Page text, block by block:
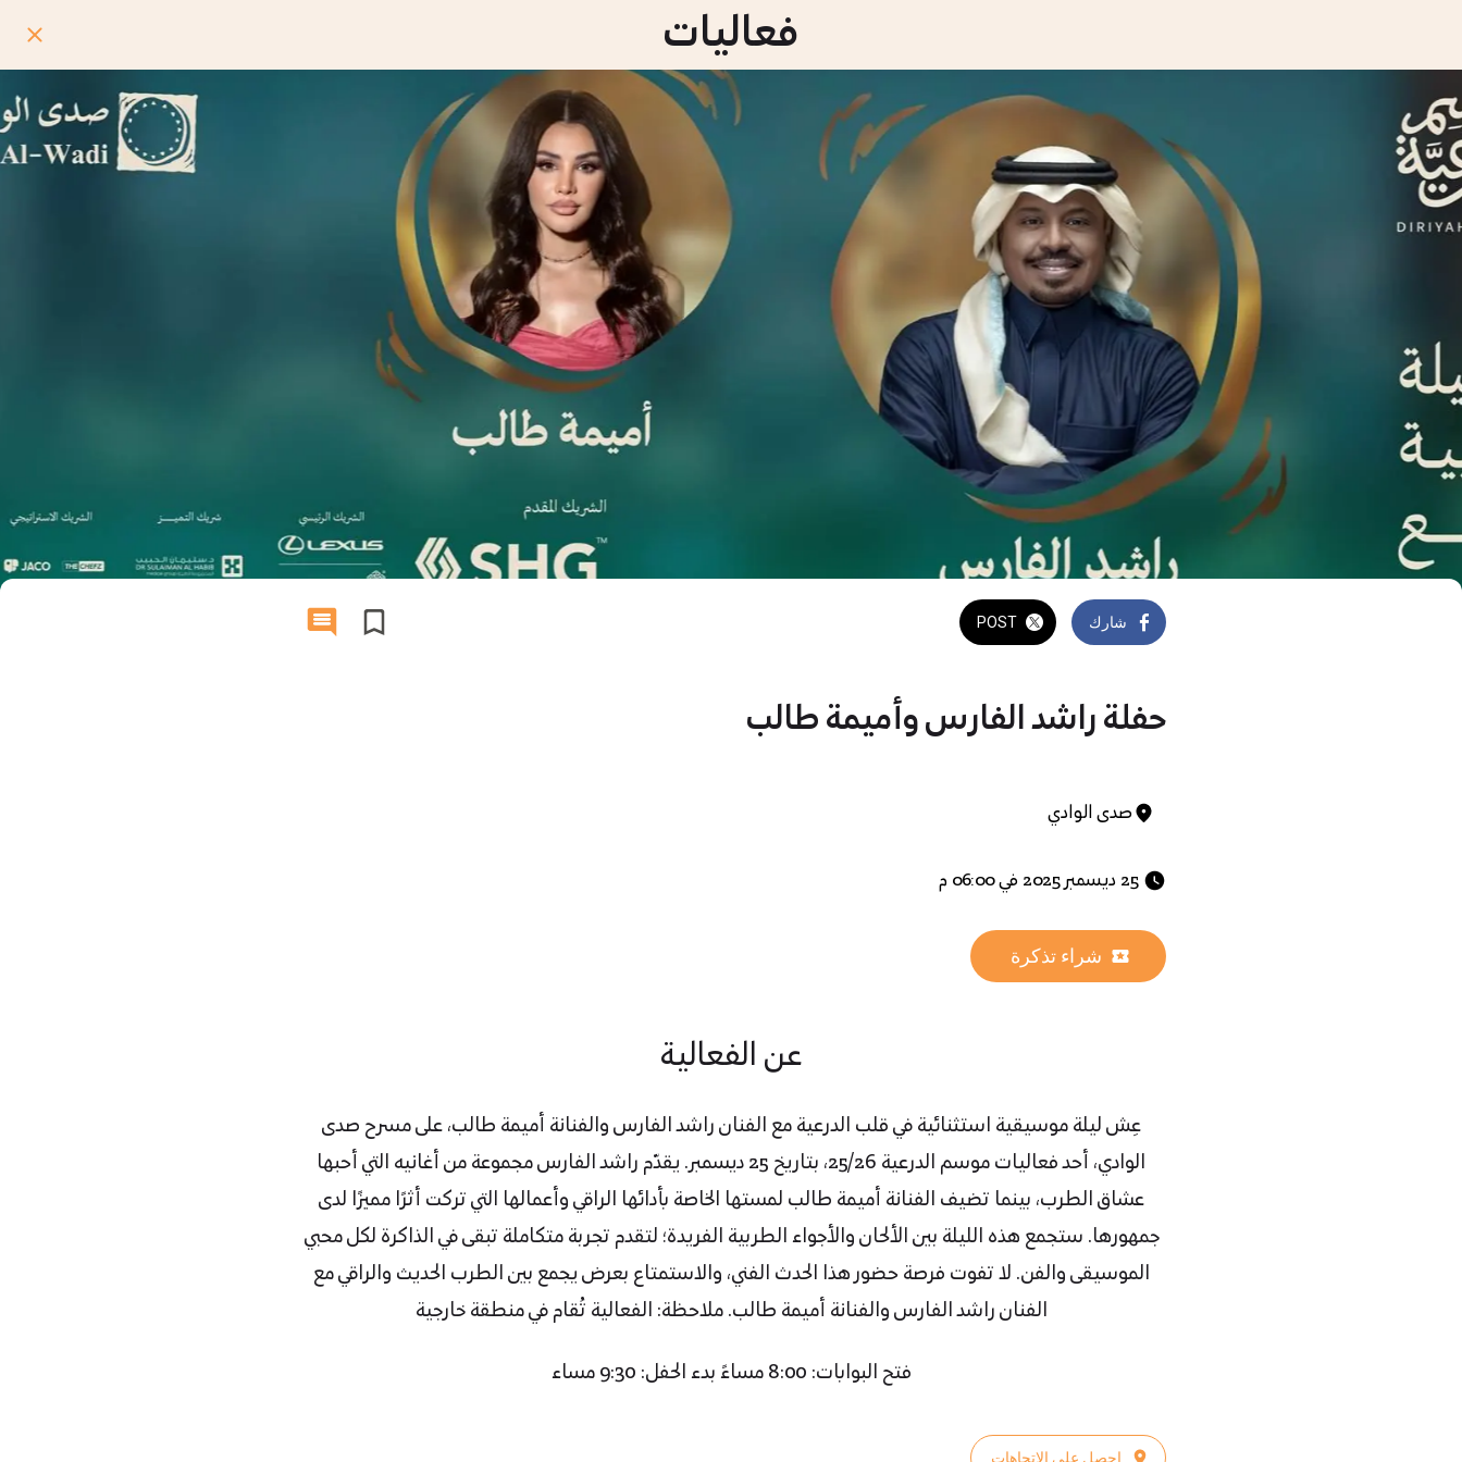
فعاليات
شارك POST
حفلة راشد الفارس وأميمة طالب
صدى الوادي
شراء تذكرة
عن الفعالية
عِش ليلة موسيقية استثنائية في قلب الدرعية مع الفنان راشد الفارس والفنانة أميمة طالب، على مسرح صدى
الوادي، أحد فعاليات موسم الدرعية 25/26، بتاريخ 25 ديسمبر. يقدّم راشد الفارس مجموعة من أغانيه التي أحبها
عشاق الطرب، بينما تضيف الفنانة أميمة طالب لمستها الخاصة بأدائها الراقي وأعمالها التي تركت أثرًا مميزًا لدى
جمهورها. ستجمع هذه الليلة بين الألحان والأجواء الطربية الفريدة؛ لتقدم تجربة متكاملة تبقى في الذاكرة لكل محبي
الموسيقى والفن. لا تفوت فرصة حضور هذا الحدث الفني، والاستمتاع بعرض يجمع بين الطرب الحديث والراقي مع
الفنان راشد الفارس والفنانة أميمة طالب. ملاحظة: الفعالية تُقام في منطقة خارجية
فتح البوابات: 8:00 مساءً بدء الحفل: 9:30 مساء
إحصل على الإتجاهات